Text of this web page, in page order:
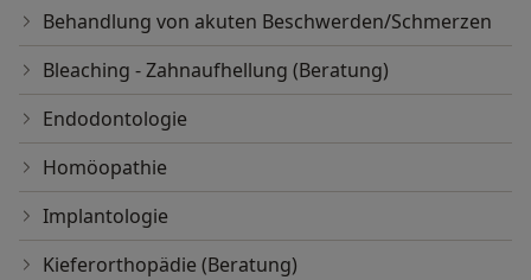
Behandlung von akuten Beschwerden/Schmerzen
Bleaching - Zahnaufhellung (Beratung)
Endodontologie
Homöopathie
Implantologie
Kieferorthopädie (Beratung)